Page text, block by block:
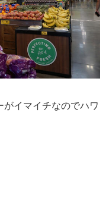
がイマイチなのでハワ